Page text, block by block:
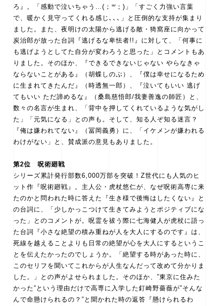
ろ』。「感動で泣いちゃう…(；꒳；)」「すごく力強い言葉
で、暖かく見守ってくれる感じ､､､」と圧倒的な支持が集まり
ました。また、夜明けの太陽から逃げる敵・猗窩座に向かって
炭治郎が放った台詞『逃げるな卑怯者!!』に対して、「何事に
も逃げようとしてた自分が変わろうと思った」とコメントもあ
りました。そのほか、『できるできないじゃない やらなきゃ
ならないことがある』（胡蝶しのぶ）、『僕は幸せになるため
に生まれてきたんだ』（時透無一郎）、『泣いてもいい 逃げ
てもいい ただ諦めるな』（桑島慈悟郎/我妻善逸の師匠）と、
数々の名言が生まれ、「背中を押してくれているような気がし
た」「元気になる」との声も。そして、知る人ぞ知る迷言？
『俺は嫌われてない』（冨岡義勇）に、「イケメンが嫌われる
わけがない」と、賛成派の意見もありました。
第2位 呪術廻戦
シリーズ累計発行部数6,000万部を突破！Z世代にも人気のヒ
ット作『呪術廻戦』。主人公・虎杖悠仁が、なぜ呪術高専に来
たのかと問われた時に答えた『生き様で後悔はしたくない』と
の台詞に、「少しかっこつけて生きてみようとポジティブにな
った」とのコメントが。呪霊を祓う際に七海健人が虎杖に語っ
た台詞『小さな絶望の積み重ねが人を大人にするのです』は、
死線を越えることよりも日常の絶望が心を大人にするというこ
とを伝えたかったのでしょうか。「絶望する時があった時に、
このセリフを聞いてこれからが人生なんだって改めて分かりま
した。」との声がよせられました。そのほか、”東京に住みた
かった”という理由だけで高専に入学した釘崎野薔薇が”そんな
んで命懸けられるの？”と聞かれた時の返答『懸けられるわ